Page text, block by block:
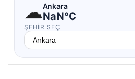
☁Ankara
NaN°C
ŞEHIR SEÇ